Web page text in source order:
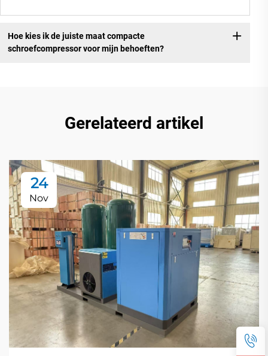
Hoe kies ik de juiste maat compacte
schroefcompressor voor mijn behoeften?
Gerelateerd artikel
24
Nov